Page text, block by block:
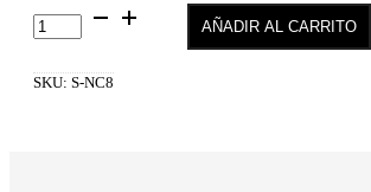
Semilac
Smoothing
para
AÑADIR AL CARRITO
SKU: S-NC8